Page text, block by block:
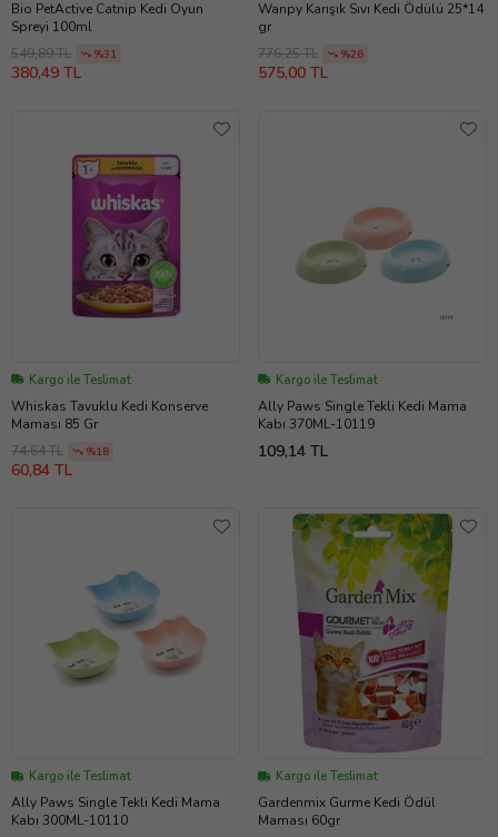
Bio PetActive Catnip Kedi Oyun
Spreyi 100ml
549,89 TL
%31
380,49 TL
Wanpy Karışık Sıvı Kedi Ödülü 25*14
gr
776,25 TL
%26
575,00 TL
Kargo ile Teslimat
Whiskas Tavuklu Kedi Konserve
Maması 85 Gr
74,64 TL
%18
60,84 TL
Kargo ile Teslimat
Ally Paws Single Tekli Kedi Mama
Kabı 370ML-10119
109,14 TL
Kargo ile Teslimat
Ally Paws Single Tekli Kedi Mama
Kabı 300ML-10110
Kargo ile Teslimat
Gardenmix Gurme Kedi Ödül
Maması 60gr